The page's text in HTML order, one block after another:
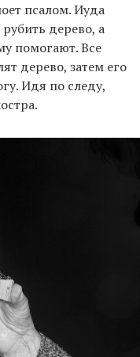
псалом. Иуда
дерево, а
помогают. Все
дерево, затем его
Идя по следу,